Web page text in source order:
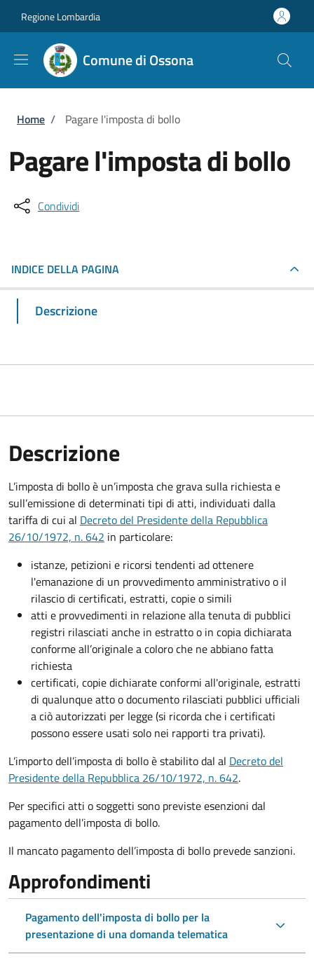
Regione Lombardia
Comune di Ossona
Briciole di pane
Home / Pagare l'imposta di bollo
Pagare l'imposta di bollo
Condividi
INDICE DELLA PAGINA
Descrizione
Descrizione
L’imposta di bollo è un’imposta che grava sulla richiesta e
sull’emissione di determinati tipi di atti, individuati dalla
tariffa di cui al Decreto del Presidente della Repubblica
26/10/1972, n. 642 in particolare:
istanze, petizioni e ricorsi tendenti ad ottenere
l'emanazione di un provvedimento amministrativo o il
rilascio di certificati, estratti, copie o simili
atti e provvedimenti in relazione alla tenuta di pubblici
registri rilasciati anche in estratto o in copia dichiarata
conforme all’originale a coloro che ne abbiano fatta
richiesta
certificati, copie dichiarate conformi all'originale, estratti
di qualunque atto o documento rilasciati pubblici ufficiali
a ciò autorizzati per legge (si ricorda che i certificati
possono essere usati solo nei rapporti tra privati).
L’importo dell’imposta di bollo è stabilito dal al Decreto del
Presidente della Repubblica 26/10/1972, n. 642.
Per specifici atti o soggetti sono previste esenzioni dal
pagamento dell’imposta di bollo.
Il mancato pagamento dell’imposta di bollo prevede sanzioni.
Approfondimenti
Pagamento dell'imposta di bollo per la
presentazione di una domanda telematica